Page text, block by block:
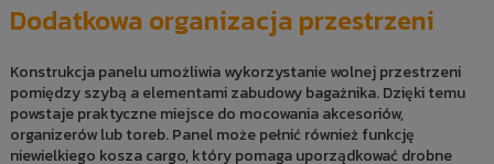
Dodatkowa organizacja przestrzeni
Konstrukcja panelu umożliwia wykorzystanie wolnej przestrzeni
pomiędzy szybą a elementami zabudowy bagażnika. Dzięki temu
powstaje praktyczne miejsce do mocowania akcesoriów,
organizerów lub toreb. Panel może pełnić również funkcję
niewielkiego kosza cargo, który pomaga uporządkować drobne